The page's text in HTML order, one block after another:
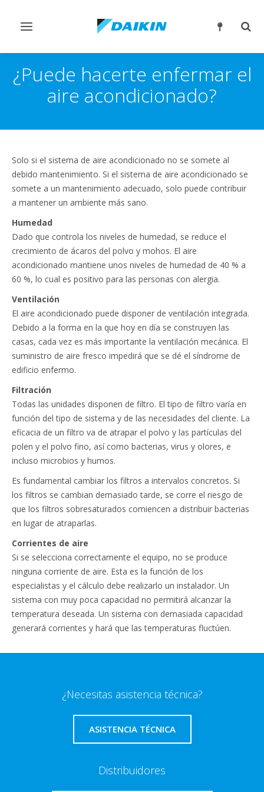
Alternar
¿Puede hacerte enfermar el
aire acondicionado?
Solo si el sistema de aire acondicionado no se somete al
debido mantenimiento. Si el sistema de aire acondicionado se
somete a un mantenimiento adecuado, solo puede contribuir
a mantener un ambiente más sano.
Humedad
Dado que controla los niveles de humedad, se reduce el
crecimiento de ácaros del polvo y mohos. El aire
acondicionado mantiene unos niveles de humedad de 40 % a
60 %, lo cual es positivo para las personas con alergia.
Ventilación
El aire acondicionado puede disponer de ventilación integrada.
Debido a la forma en la que hoy en día se construyen las
casas, cada vez es más importante la ventilación mecánica. El
suministro de aire fresco impedirá que se dé el síndrome de
edificio enfermo.
Filtración
Todas las unidades disponen de filtro. El tipo de filtro varía en
función del tipo de sistema y de las necesidades del cliente. La
eficacia de un filtro va de atrapar el polvo y las partículas del
polen y el polvo fino, así como bacterias, virus y olores, e
incluso microbios y humos.
Es fundamental cambiar los filtros a intervalos concretos. Si
los filtros se cambian demasiado tarde, se corre el riesgo de
que los filtros sobresaturados comiencen a distribuir bacterias
en lugar de atraparlas.
Corrientes de aire
Si se selecciona correctamente el equipo, no se produce
ninguna corriente de aire. Esta es la función de los
especialistas y el cálculo debe realizarlo un instalador. Un
sistema con muy poca capacidad no permitirá alcanzar la
temperatura deseada. Un sistema con demasiada capacidad
generará corrientes y hará que las temperaturas fluctúen.
¿Necesitas asistencia técnica?
ASISTENCIA TÉCNICA
Distribuidores